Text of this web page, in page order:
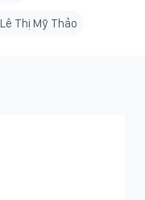
Lê Thị Mỹ Thảo